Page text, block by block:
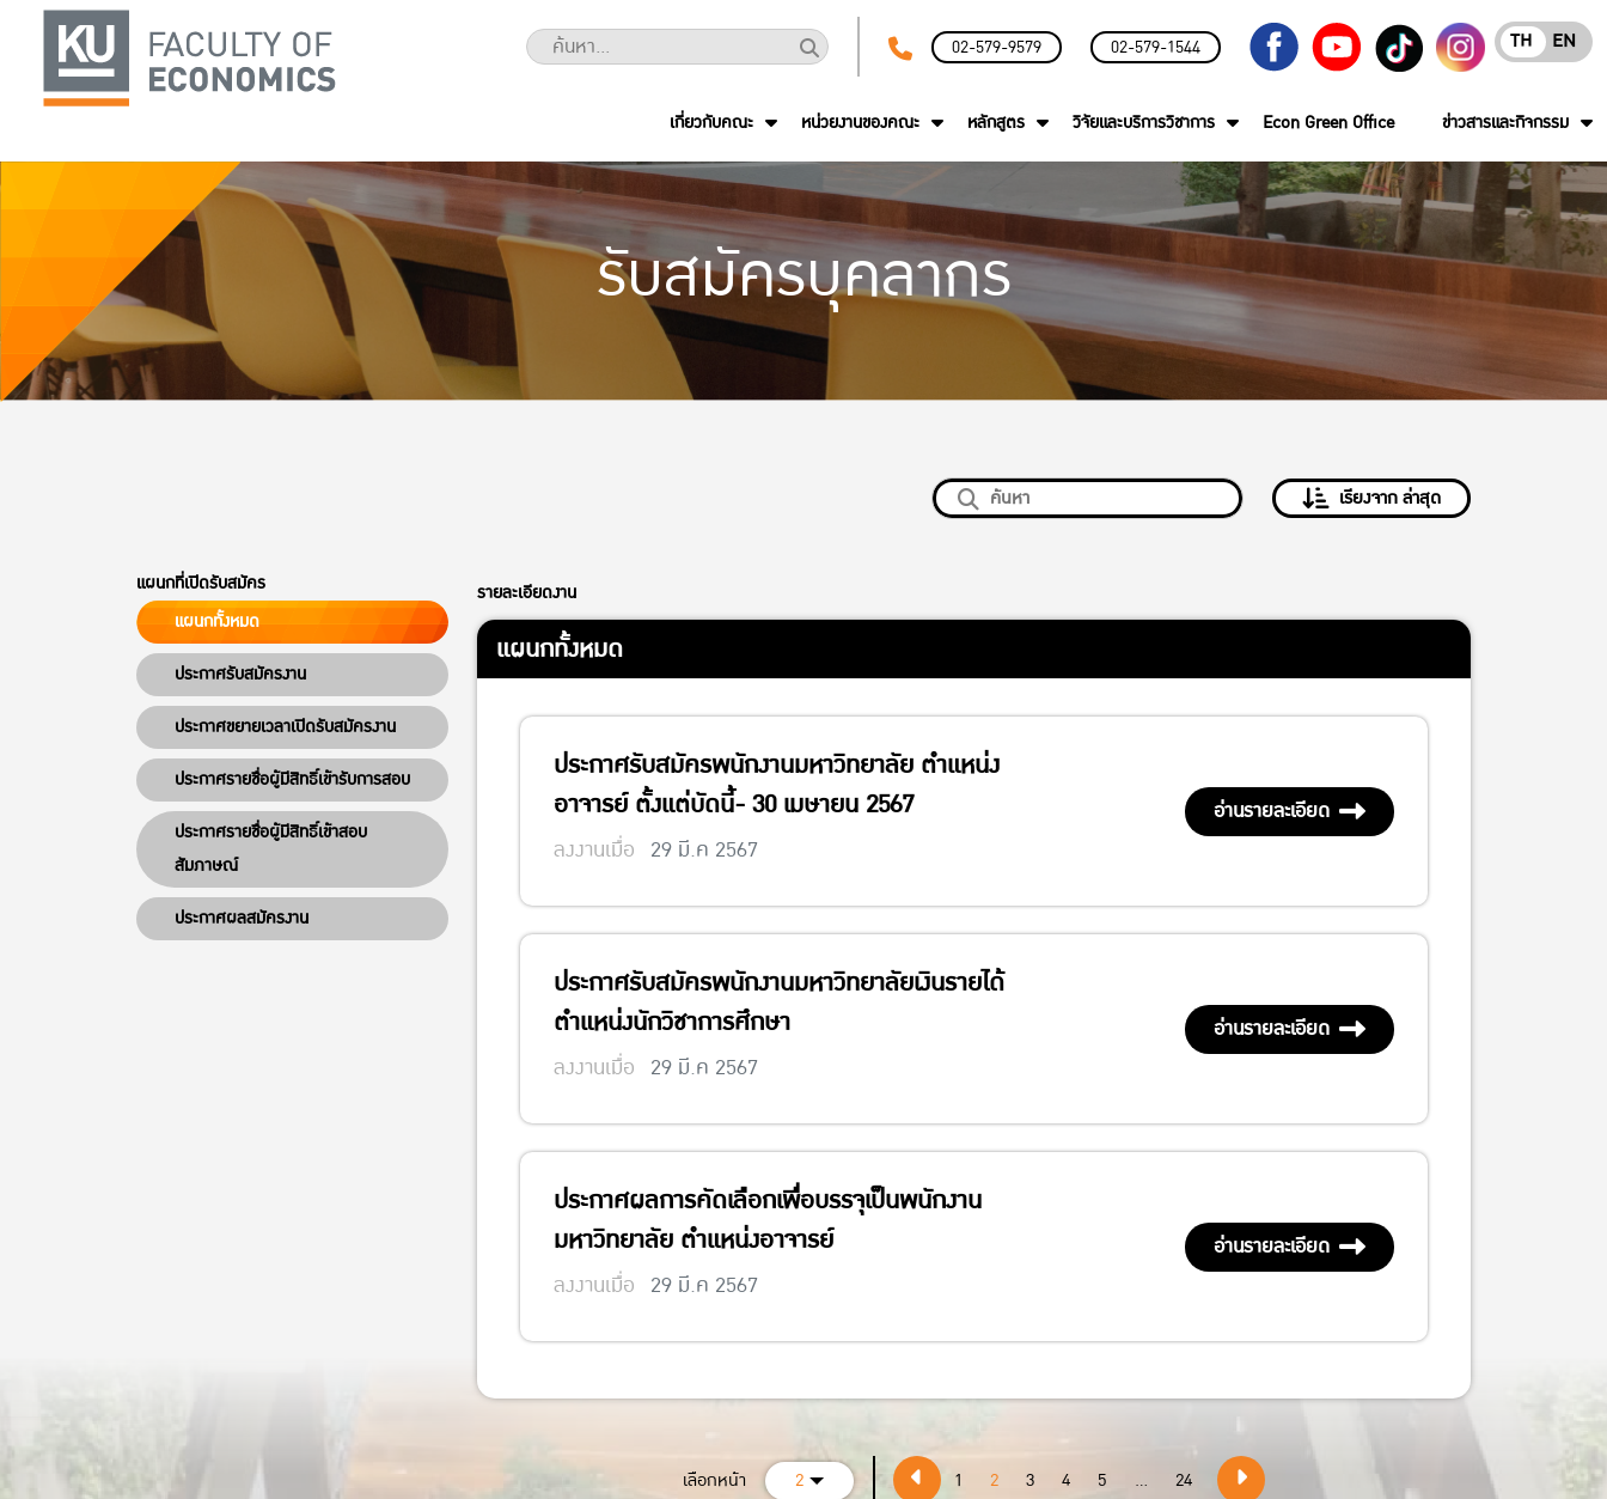
02-579-9579 02-579-1544 EN
TH
เกี่ยวกับคณะ หน่วยงานของคณะ หลักสูตร วิจัยและบริการวิชาการ Econ Green Office ข่าวสารและกิจกรรม
รับสมัครบุคลากร
เรียงจาก ล่าสุด
แผนกที่เปิดรับสมัคร
แผนกทั้งหมด
ประกาศรับสมัครงาน
ประกาศขยายเวลาเปิดรับสมัครงาน
ประกาศรายชื่อผู้มีสิทธิ์เข้ารับการสอบ
ประกาศรายชื่อผู้มีสิทธิ์เข้าสอบ
สัมภาษณ์
ประกาศผลสมัครงาน
รายละเอียดงาน
แผนกทั้งหมด
ประกาศรับสมัครพนักงานมหาวิทยาลัย ตำแหน่ง
อาจารย์ ตั้งแต่บัดนี้- 30 เมษายน 2567
ลงงานเมื่อ 29 มี.ค 2567
อ่านรายละเอียด
ประกาศรับสมัครพนักงานมหาวิทยาลัยเงินรายได้
ตำแหน่งนักวิชาการศึกษา
ลงงานเมื่อ 29 มี.ค 2567
อ่านรายละเอียด
ประกาศผลการคัดเลือกเพื่อบรรจุเป็นพนักงาน
มหาวิทยาลัย ตำแหน่งอาจารย์
ลงงานเมื่อ 29 มี.ค 2567
อ่านรายละเอียด
เลือกหน้า 2 1 2 3 4 5 ... 24